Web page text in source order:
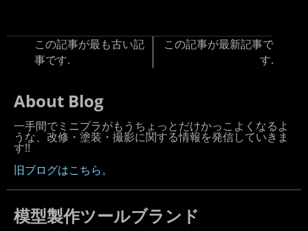
この記事が最も古い記
事です.
この記事が最新記事で
す.
About Blog
一手間でミニプラがもうちょっとだけかっこよくなるよ
うな、改修・塗装・撮影に関する情報を発信していきま
す!!
旧ブログはこちら。
模型製作ツールブランド